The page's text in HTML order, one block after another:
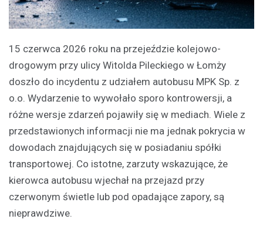
15 czerwca 2026 roku na przejeździe kolejowo-
drogowym przy ulicy Witolda Pileckiego w Łomży
doszło do incydentu z udziałem autobusu MPK Sp. z
o.o. Wydarzenie to wywołało sporo kontrowersji, a
różne wersje zdarzeń pojawiły się w mediach. Wiele z
przedstawionych informacji nie ma jednak pokrycia w
dowodach znajdujących się w posiadaniu spółki
transportowej. Co istotne, zarzuty wskazujące, że
kierowca autobusu wjechał na przejazd przy
czerwonym świetle lub pod opadające zapory, są
nieprawdziwe.